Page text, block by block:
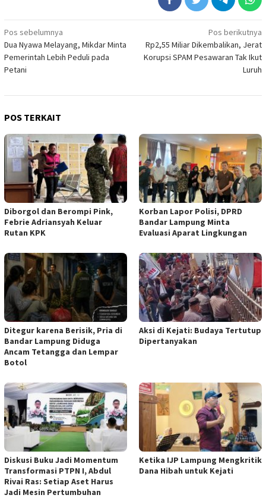
Navigasi
pos
Pos sebelumnya
Dua Nyawa Melayang, Mikdar Minta
Pemerintah Lebih Peduli pada
Petani
Pos berikutnya
Rp2,55 Miliar Dikembalikan, Jerat
Korupsi SPAM Pesawaran Tak Ikut
Luruh
POS TERKAIT
Diborgol dan Berompi Pink,
Febrie Adriansyah Keluar
Rutan KPK
Korban Lapor Polisi, DPRD
Bandar Lampung Minta
Evaluasi Aparat Lingkungan
Ditegur karena Berisik, Pria di
Bandar Lampung Diduga
Ancam Tetangga dan Lempar
Botol
Aksi di Kejati: Budaya Tertutup
Dipertanyakan
Diskusi Buku Jadi Momentum
Transformasi PTPN I, Abdul
Rivai Ras: Setiap Aset Harus
Jadi Mesin Pertumbuhan
Ketika IJP Lampung Mengkritik
Dana Hibah untuk Kejati